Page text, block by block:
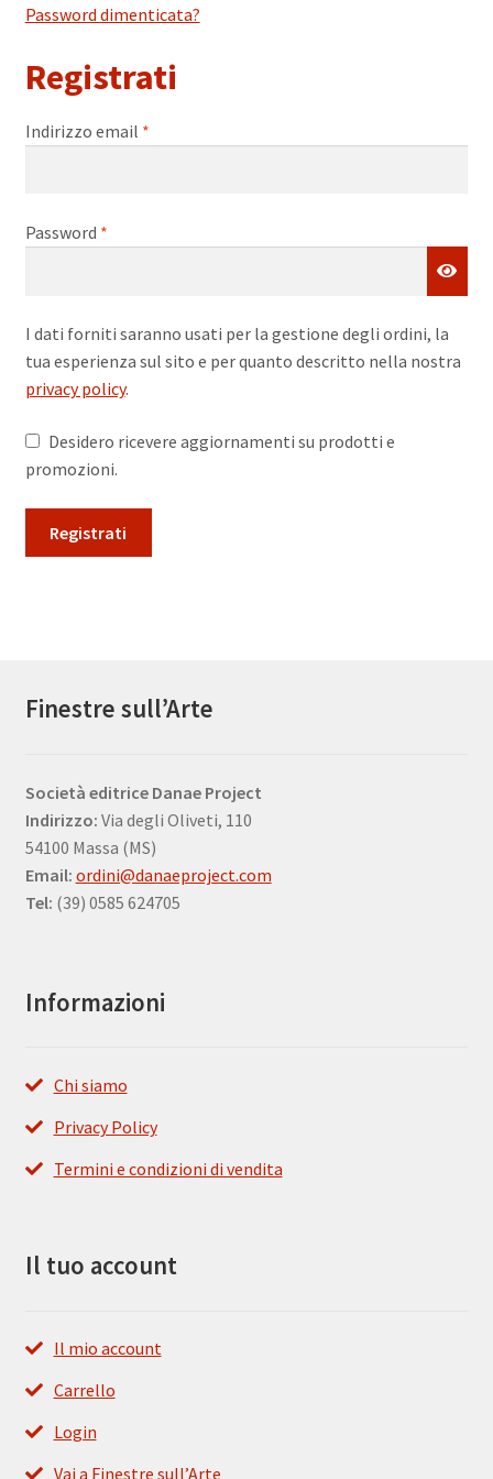
Password dimenticata?
Registrati
Indirizzo email *Richiesto
Password *Richiesto
I dati forniti saranno usati per la gestione degli ordini, la
tua esperienza sul sito e per quanto descritto nella nostra
privacy policy.
Desidero ricevere aggiornamenti su prodotti e
promozioni.
Registrati
Finestre sull’Arte
Società editrice Danae Project
Indirizzo: Via degli Oliveti, 110
54100 Massa (MS)
Email: ordini@danaeproject.com
Tel: (39) 0585 624705
Informazioni
Chi siamo
Privacy Policy
Termini e condizioni di vendita
Il tuo account
Il mio account
Carrello
Login
Vai a Finestre sull’Arte